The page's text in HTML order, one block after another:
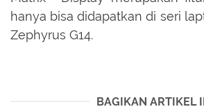
hanya bisa didapatkan di seri
Zephyrus G14.
BAGIKAN ARTIKEL